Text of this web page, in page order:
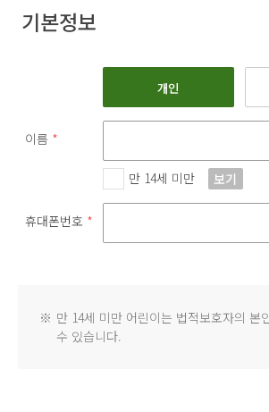
기본정보
개인
이름 *
만 14세 미만 보기
휴대폰번호 *
※ 만 14세 미만 어린이는 법적보호자의 본
수 있습니다.